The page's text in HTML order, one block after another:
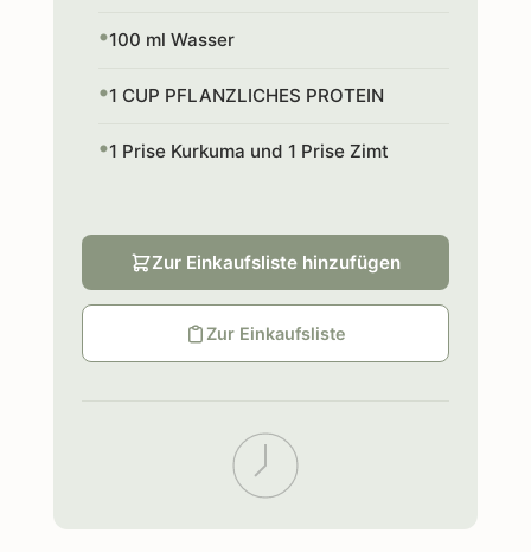
100 ml Wasser
1 CUP PFLANZLICHES PROTEIN
1 Prise Kurkuma und 1 Prise Zimt
Zur Einkaufsliste hinzufügen
Zur Einkaufsliste